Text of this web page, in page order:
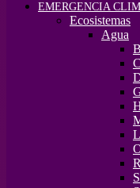
EMERGENCIA
Ecosistemas
Agua